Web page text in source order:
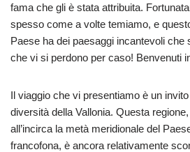
fama che gli è stata attribuita.
spesso come a volte temiamo, e
Paese ha dei paesaggi incantevoli che
che vi si perdono per caso! Benvenuti
Il viaggio che vi presentiamo è un
diversità della Vallonia. Questa
all’incirca la metà meridionale del
francofona, è ancora relativamente